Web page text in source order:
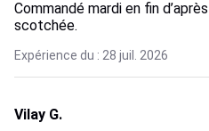
Commandé mardi en fin
scotchée.
Expérience du : 28 juil. 2026
Vilay G.